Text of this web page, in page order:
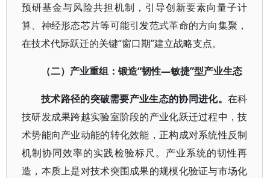
预研基金与风险共担机制，引导创新要素向量子计
算、神经形态芯片等可能引发范式革命的方向集聚，
在技术代际跃迁的关键“窗口期”建立战略支点。
（二）产业重组：锻造“韧性—敏捷”型产业生态
技术路径的突破需要产业生态的协同进化。 在科
技研发成果跨越实验室阶段的产业化跃迁过程中，技
术势能向产业动能的转化效能，正构成对系统性反制
机制协同效率的实践检验标尺。产业系统的韧性再
造，本质上是对技术突围成果的规模化验证与市场化